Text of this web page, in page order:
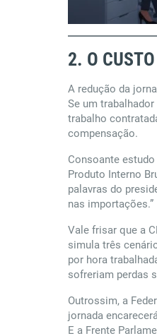
2. O
A redução da
Se um
trabalho
compensação.
Consoante
Produto Interno
palavras do
nas importações.”
Vale frisar que a
simula três
por hora
sofreriam perdas
Outrossim, a
jornada
E a Frente